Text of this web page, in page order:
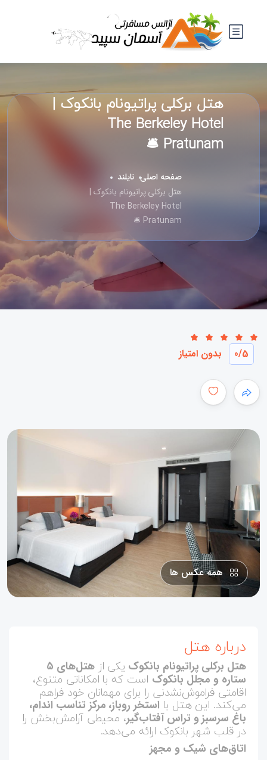
هتل برکلی پراتیونام بانکوک |
The Berkeley Hotel
Pratunam 🛎️
صفحه اصلی تایلند
هتل برکلی پراتیونام بانکوک |
The Berkeley Hotel
Pratunam 🛎️
0/5 بدون امتیاز
همه عکس ها
درباره هتل
هتل برکلی پراتیونام بانکوک یکی از هتل‌های ۵
ستاره و مجلل بانکوک است که با امکاناتی متنوع،
اقامتی فراموش‌نشدنی را برای مهمانان خود فراهم
می‌کند. این هتل با استخر روباز، مرکز تناسب اندام،
باغ سرسبز و تراس آفتاب‌گیر، محیطی آرامش‌بخش را
در قلب شهر بانکوک ارائه می‌دهد.
اتاق‌های شیک و مجهز